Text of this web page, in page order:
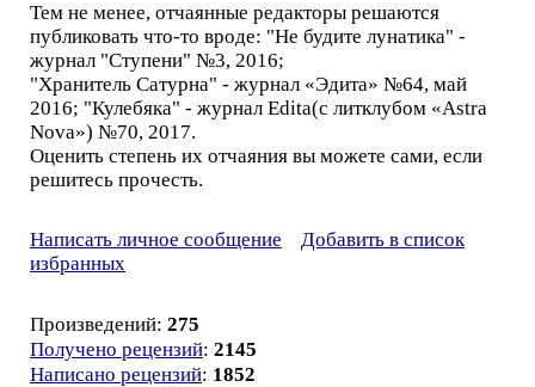
Тем не менее, отчаянные редакторы решаются
публиковать что-то вроде: "Не будите лунатика" -
журнал "Ступени" №3, 2016;
"Хранитель Сатурна" - журнал «Эдита» №64, май
2016; "Кулебяка" - журнал Edita(с литклубом «Astra
Nova») №70, 2017.
Оценить степень их отчаяния вы можете сами, если
решитесь прочесть.
Написать личное сообщение
Добавить в список
избранных
Произведений: 275
Получено рецензий: 2145
Написано рецензий: 1852